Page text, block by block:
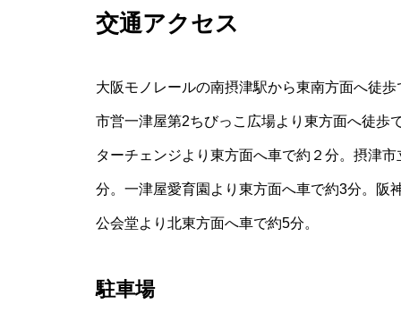
交通アクセス
大阪モノレールの南摂津駅から東南方面へ徒
市営一津屋第2ちびっこ広場より東方面へ徒歩
ターチェンジより東方面へ車で約２分。摂津
分。一津屋愛育園より東方面へ車で約3分。阪
公会堂より北東方面へ車で約5分。
駐車場